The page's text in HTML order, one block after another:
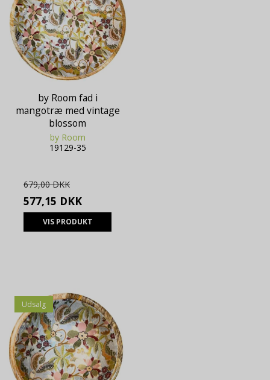
by Room fad i
mangotræ med vintage
blossom
by Room
19129-35
679,00 DKK
577,15 DKK
VIS PRODUKT
Udsalg